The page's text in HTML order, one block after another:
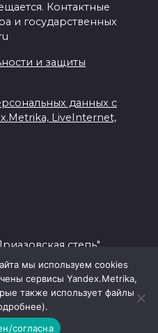
Контактные
и государственных
и защиты
данных с
LiveInternet,
степь"
мы используем cookies
сервисы Yandex.Metrika,
также использует файлы
согласна